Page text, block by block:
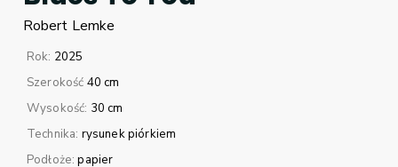
Robert Lemke
Rok: 2025
Szerokość 40 cm
Wysokość: 30 cm
Technika: rysunek piórkiem
Podłoże:papier